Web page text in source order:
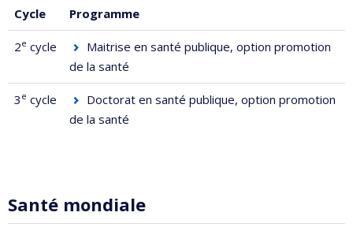
Cycle Programme
2e cycle
Maitrise en santé publique, option promotion
de la santé
3 e cycle Doctorat en santé publique, option promotion
de la santé
Santé mondiale